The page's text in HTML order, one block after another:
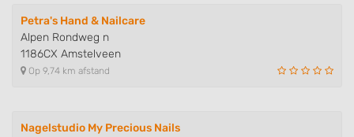
Petra's Hand & Nailcare
Alpen Rondweg n
1186CX Amstelveen
Op 9,74 km afstand
Nagelstudio My Precious Nails
Create profiles to personalise content
Use profiles to select personalised content